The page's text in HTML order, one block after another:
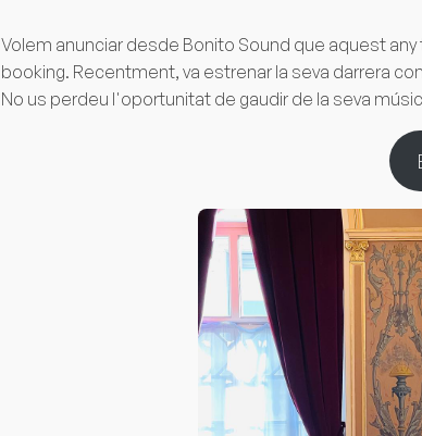
Volem anunciar desde Bonito Sound que aquest
booking. Recentment, va estrenar la seva darrera
No us perdeu l'oportunitat de gaudir de la seva